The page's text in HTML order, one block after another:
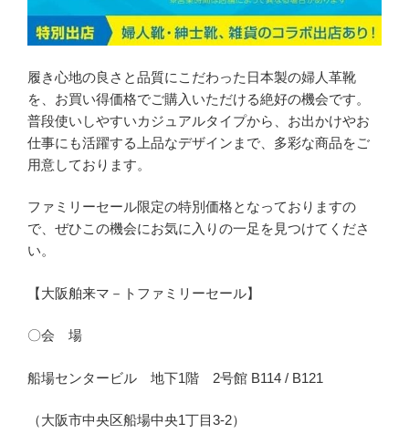
履き心地の良さと品質にこだわった日本製の婦人革靴
を、お買い得価格でご購入いただける絶好の機会です。
普段使いしやすいカジュアルタイプから、お出かけやお
仕事にも活躍する上品なデザインまで、多彩な商品をご
用意しております。
ファミリーセール限定の特別価格となっておりますの
で、ぜひこの機会にお気に入りの一足を見つけてくださ
い。
【大阪舶来マ－トファミリーセール】
〇会 場
船場センタービル 地下1階 2号館 B114 / B121
（大阪市中央区船場中央1丁目3-2）